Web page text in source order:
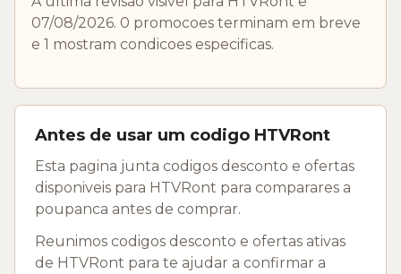
07/08/2026. 0 promocoes terminam em breve
e 1 mostram condicoes especificas.
Antes de usar um codigo HTVRont
Esta pagina junta codigos desconto e ofertas
disponiveis para HTVRont para comparares a
poupanca antes de comprar.
Reunimos codigos desconto e ofertas ativas
de HTVRont para te ajudar a confirmar a